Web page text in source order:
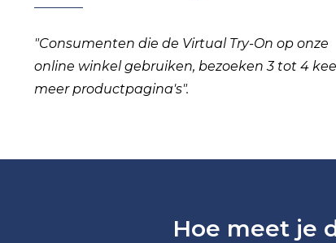
"Consumenten die de Virtual Try-On op onze
online winkel gebruiken, bezoeken 3 tot 4
meer productpagina's".
Hoe meet je